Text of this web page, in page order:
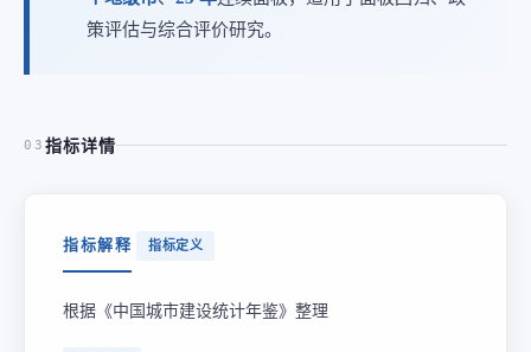
策评估与综合评价研究。
03 指标详情
指标解释 指标定义
根据《中国城市建设统计年鉴》整理